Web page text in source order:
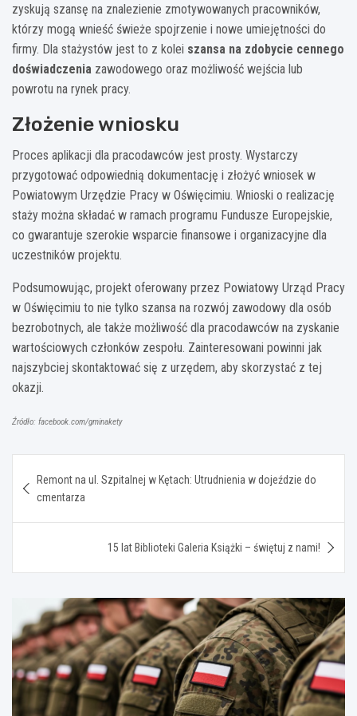
zyskują szansę na znalezienie zmotywowanych pracowników,
którzy mogą wnieść świeże spojrzenie i nowe umiejętności do
firmy. Dla stażystów jest to z kolei szansa na zdobycie cennego
doświadczenia zawodowego oraz możliwość wejścia lub
powrotu na rynek pracy.
Złożenie wniosku
Proces aplikacji dla pracodawców jest prosty. Wystarczy
przygotować odpowiednią dokumentację i złożyć wniosek w
Powiatowym Urzędzie Pracy w Oświęcimiu. Wnioski o realizację
staży można składać w ramach programu Fundusze Europejskie,
co gwarantuje szerokie wsparcie finansowe i organizacyjne dla
uczestników projektu.
Podsumowując, projekt oferowany przez Powiatowy Urząd Pracy
w Oświęcimiu to nie tylko szansa na rozwój zawodowy dla osób
bezrobotnych, ale także możliwość dla pracodawców na zyskanie
wartościowych członków zespołu. Zainteresowani powinni jak
najszybciej skontaktować się z urzędem, aby skorzystać z tej
okazji.
Źródło: facebook.com/gminakety
wpisu
Remont na ul. Szpitalnej w Kętach: Utrudnienia w dojeździe do
cmentarza
15 lat Biblioteki Galeria Książki – świętuj z nami!